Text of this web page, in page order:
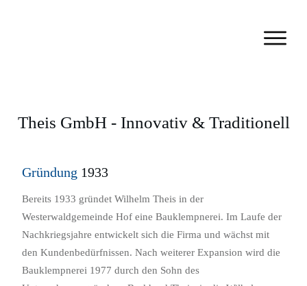
Theis GmbH - Innovativ & Traditionell
Gründung 1933
Bereits 1933 gründet Wilhelm Theis in der
Westerwaldgemeinde Hof eine Bauklempnerei. Im Laufe der
Nachkriegsjahre entwickelt sich die Firma und wächst mit
den Kundenbedürfnissen. Nach weiterer Expansion wird die
Bauklempnerei 1977 durch den Sohn des